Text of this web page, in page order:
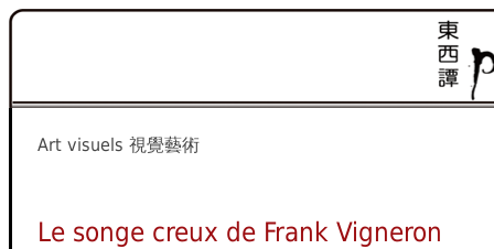
Art visuels 視覺藝術
Le songe creux de Frank Vigneron